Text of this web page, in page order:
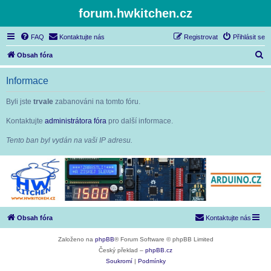
forum.hwkitchen.cz
FAQ Kontaktujte nás Přihlásit se
Registrovat
Obsah fóra
l
Informace
Byli jste trvale zabanováni na tomto fóru.
Kontaktujte administrátora fóra pro další informace.
Tento ban byl vydán na vaši IP adresu.
Obsah fóra Kontaktujte nás
Založeno na phpBB® Forum Software © phpBB Limited
Český překlad – phpBB.cz
Soukromí
Podmínky